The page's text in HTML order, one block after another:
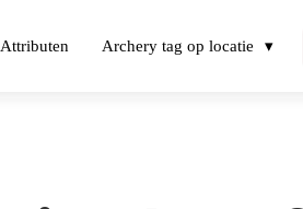
Attributen Archery tag op locatie